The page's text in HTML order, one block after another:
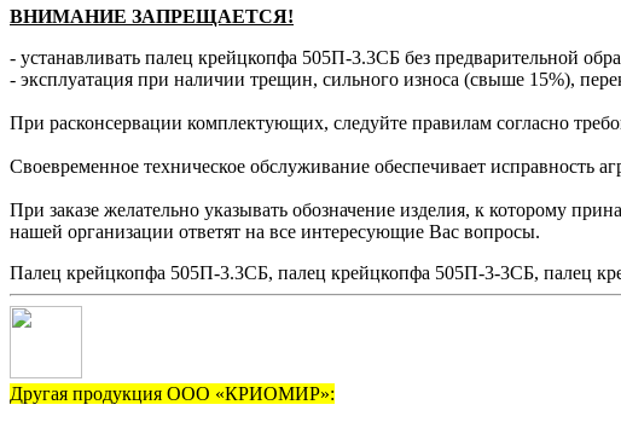
ВНИМАНИЕ ЗАПРЕЩАЕТСЯ!
- устанавливать палец крейцкопфа 505П-3.3СБ без предварительной
- эксплуатация при наличии трещин, сильного износа (свыше 15%),
При расконсервации комплектующих, следуйте правилам согласно
Своевременное техническое обслуживание обеспечивает исправность
При заказе желательно указывать обозначение изделия, к которому
нашей организации ответят на все интересующие Вас вопросы.
Палец крейцкопфа 505П-3.3СБ, палец крейцкопфа 505П-3-3СБ, палец
Другая продукция ООО «КРИОМИР»: